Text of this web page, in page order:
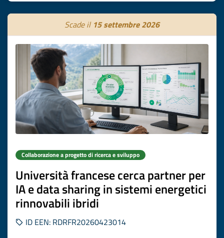
Scade il 15 settembre 2026
Collaborazione a progetto di ricerca e sviluppo
Università francese cerca partner per
IA e data sharing in sistemi energetici
rinnovabili ibridi
ID EEN: RDRFR20260423014